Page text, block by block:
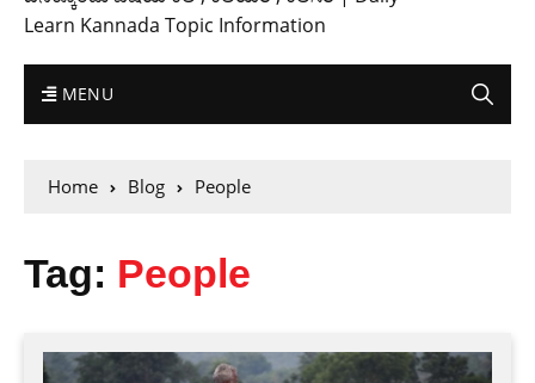
Learn Kannada Topic Information
MENU
Home Blog People
Tag: People